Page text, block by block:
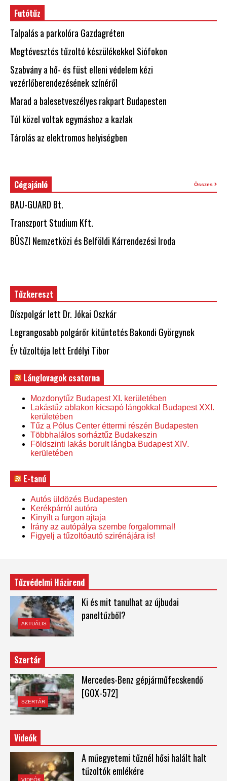
Futótűz
Talpalás a parkolóra Gazdagréten
Megtévesztés tűzoltó készülékekkel Siófokon
Szabvány a hő- és füst elleni védelem kézi
vezérlőberendezésének színéről
Marad a balesetveszélyes rakpart Budapesten
Túl közel voltak egymáshoz a kazlak
Tárolás az elektromos helyiségben
Cégajánló Összes
BAU-GUARD Bt.
Transzport Studium Kft.
BÜSZI Nemzetközi és Belföldi Kárrendezési Iroda
Tűzkereszt
Díszpolgár lett Dr. Jókai Oszkár
Legrangosabb polgárőr kitüntetés Bakondi Györgynek
Év tűzoltója lett Erdélyi Tibor
Lánglovagok csatorna
Mozdonytűz Budapest XI. kerületében
Lakástűz ablakon kicsapó lángokkal Budapest XXI.
kerületében
Tűz a Pólus Center éttermi részén Budapesten
Többhalálos sorháztűz Budakeszin
Földszinti lakás borult lángba Budapest XIV.
kerületében
E-tanú
Autós üldözés Budapesten
Kerékpárról autóra
Kinyílt a furgon ajtaja
Irány az autópálya szembe forgalommal!
Figyelj a tűzoltóautó szirénájára is!
Tűzvédelmi Házirend
AKTUÁLIS
Ki és mit tanulhat az újbudai
paneltűzből?
Szertár
SZERTÁR
Mercedes-Benz gépjárműfecskendő
[GOX-572]
Videók
VIDEÓK
A műegyetemi tűznél hősi halált halt
tűzoltók emlékére